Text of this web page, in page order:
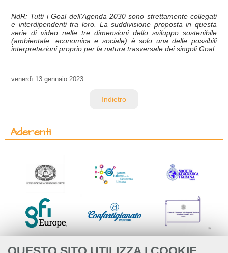
NdR: Tutti i Goal dell’Agenda 2030 sono strettamente collegati
e interdipendenti tra loro. La suddivisione proposta in questa
serie di video nelle tre dimensioni dello sviluppo sostenibile
(ambientale, economica e sociale) è solo una delle possibili
interpretazioni proprio per la natura trasversale dei singoli Goal.
venerdì 13 gennaio 2023
Indietro
Aderenti